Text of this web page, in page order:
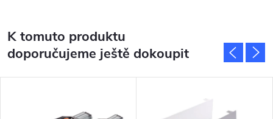
K tomuto produktu
doporučujeme ještě dokoupit